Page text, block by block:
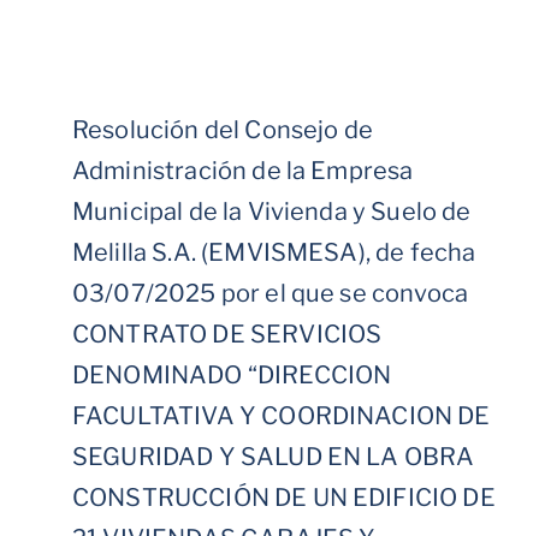
Resolución del Consejo de
Administración de la Empresa
Municipal de la Vivienda y Suelo de
Melilla S.A. (EMVISMESA), de fecha
03/07/2025 por el que se convoca
CONTRATO DE SERVICIOS
DENOMINADO “DIRECCION
FACULTATIVA Y COORDINACION DE
SEGURIDAD Y SALUD EN LA OBRA
CONSTRUCCIÓN DE UN EDIFICIO DE